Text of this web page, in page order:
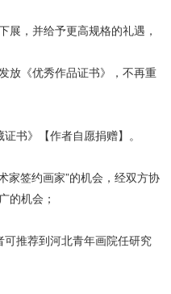
展，并给予更高规格的礼遇，
放《优秀作品证书》，不再重
书》【作者自愿捐赠】。
家签约画家”的机会，经双方协
的机会；
推荐到河北青年画院任研究